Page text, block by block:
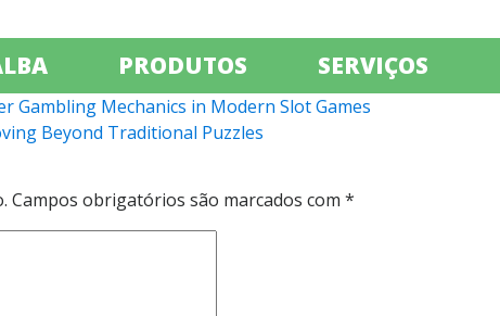
PRODUTOS SERVIÇOS
Gambling Mechanics in Modern Slot Games
Beyond Traditional Puzzles
Campos obrigatórios são marcados com *